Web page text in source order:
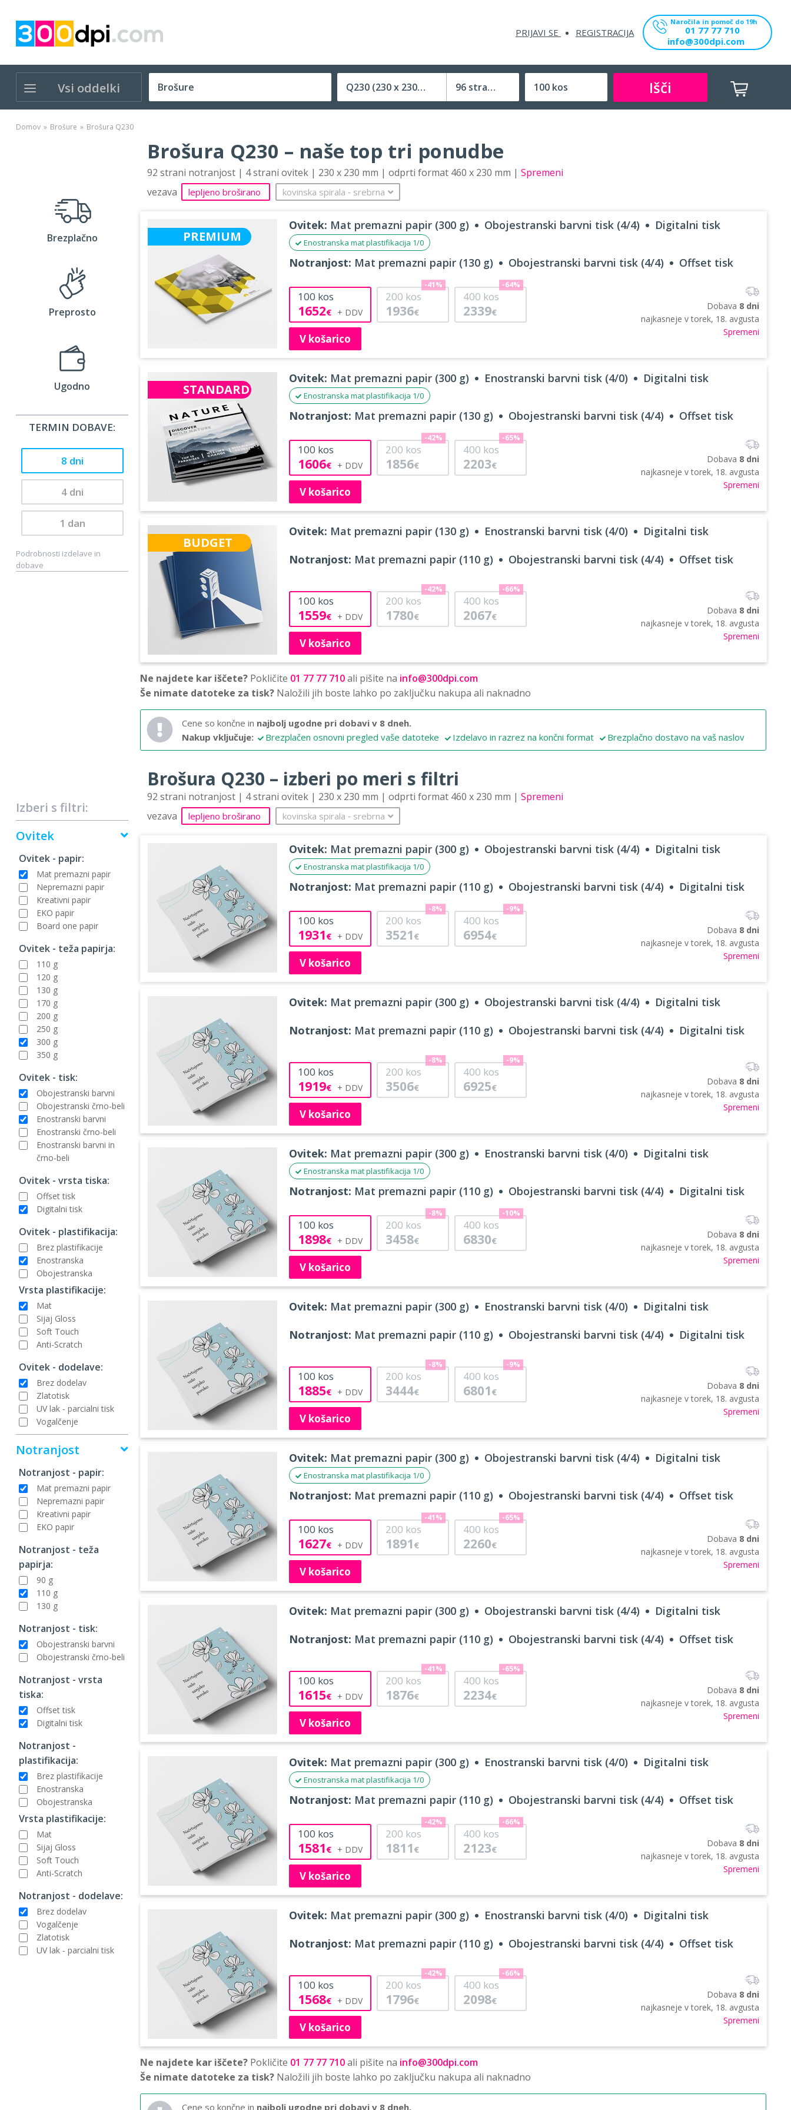
PRIJAVI SE REGISTRACIJA
Naročila in pomoč do 19h
01 77 77 710
info@300dpi.com
Vsi oddelki Q230 (230 x 230 mm)
Velikost (zaprte) tiskovine
96 strani Išči
Domov Brošure Brošura Q230
Brezplačno
Preprosto
Ugodno
TERMIN DOBAVE:
8 dni
4 dni
1 dan
Podrobnosti izdelave in
dobave
Izberi s filtri:
Ovitek
Ovitek - papir:
Mat premazni papir
Nepremazni papir
Kreativni papir
EKO papir
Board one papir
Ovitek - teža papirja:
110 g
120 g
130 g
170 g
200 g
250 g
300 g
350 g
Ovitek - tisk:
Obojestranski barvni
Obojestranski črno-beli
Enostranski barvni
Enostranski črno-beli
Enostranski barvni in
črno-beli
Ovitek - vrsta tiska:
Offset tisk
Digitalni tisk
Ovitek - plastifikacija:
Brez plastifikacije
Enostranska
Obojestranska
Vrsta plastifikacije:
Mat
Sijaj Gloss
Soft Touch
Anti-Scratch
Ovitek - dodelave:
Brez dodelav
Zlatotisk
UV lak - parcialni tisk
Vogalčenje
Notranjost
Notranjost - papir:
Mat premazni papir
Nepremazni papir
Kreativni papir
EKO papir
Notranjost - teža
papirja:
90 g
110 g
130 g
Notranjost - tisk:
Obojestranski barvni
Obojestranski črno-beli
Notranjost - vrsta
tiska:
Offset tisk
Digitalni tisk
Notranjost -
plastifikacija:
Brez plastifikacije
Enostranska
Obojestranska
Vrsta plastifikacije:
Mat
Sijaj Gloss
Soft Touch
Anti-Scratch
Notranjost - dodelave:
Brez dodelav
Vogalčenje
Zlatotisk
UV lak - parcialni tisk
Brošura Q230 – naše top tri ponudbe
92 strani notranjost | 4 strani ovitek | 230 x 230 mm | odprti format 460 x 230 mm | Spremeni
vezava
lepljeno broširano kovinska spirala ‐ srebrna
PREMIUM
Ovitek: Mat premazni papir (300 g) Obojestranski barvni tisk (4/4) Digitalni tisk
Enostranska mat plastifikacija 1/0
Notranjost: Mat premazni papir (130 g) Obojestranski barvni tisk (4/4) Offset tisk
100 kos
1652€
200 kos
1936€
-41%
400 kos
2339€
-64%
V košarico
Dobava 8 dni
najkasneje vtorek, 18. avgusta
Spremeni
STANDARD
Ovitek: Mat premazni papir (300 g) Enostranski barvni tisk (4/0) Digitalni tisk
Enostranska mat plastifikacija 1/0
Notranjost: Mat premazni papir (130 g) Obojestranski barvni tisk (4/4) Offset tisk
100 kos
1606€
200 kos
1856€
-42%
400 kos
2203€
-65%
V košarico
Dobava 8 dni
najkasneje vtorek, 18. avgusta
Spremeni
BUDGET
Ovitek: Mat premazni papir (130 g) Enostranski barvni tisk (4/0) Digitalni tisk
Notranjost: Mat premazni papir (110 g) Obojestranski barvni tisk (4/4) Offset tisk
100 kos
1559€
200 kos
1780€
-42%
400 kos
2067€
-66%
V košarico
Dobava 8 dni
najkasneje vtorek, 18. avgusta
Spremeni
Ne najdete kar iščete? Pokličite 01 77 77 710ali pišite na info@300dpi.com
Še nimate datoteke za tisk? Naložili jih boste lahko po zaključku nakupa ali naknadno
Cene so končne in najbolj ugodne pri dobavi v 8 dneh.
Nakup vključuje:
Brezplačen osnovni pregled vaše datoteke Izdelavo in razrez na končni format Brezplačno dostavo na vaš naslov
Brošura Q230 – izberi po meri s filtri
92 strani notranjost | 4 strani ovitek | 230 x 230 mm | odprti format 460 x 230 mm | Spremeni
vezava
lepljeno broširano kovinska spirala ‐ srebrna
Ovitek: Mat premazni papir (300 g) Obojestranski barvni tisk (4/4) Digitalni tisk
Enostranska mat plastifikacija 1/0
Notranjost: Mat premazni papir (110 g) Obojestranski barvni tisk (4/4) Digitalni tisk
100 kos
1931€
200 kos
3521 €
-8%
400 kos
6954€
-9%
V košarico
Dobava 8 dni
najkasneje vtorek, 18. avgusta
Spremeni
Ovitek: Mat premazni papir (300 g) Obojestranski barvni tisk (4/4) Digitalni tisk
Notranjost: Mat premazni papir (110 g) Obojestranski barvni tisk (4/4) Digitalni tisk
100 kos
1919€
200 kos
3506€
-8%
400 kos
6925€
-9%
V košarico
Dobava 8 dni
najkasneje vtorek, 18. avgusta
Spremeni
Ovitek: Mat premazni papir (300 g) Enostranski barvni tisk (4/0) Digitalni tisk
Enostranska mat plastifikacija 1/0
Notranjost: Mat premazni papir (110 g) Obojestranski barvni tisk (4/4) Digitalni tisk
100 kos
1898€
200 kos
3458€
-8%
400 kos
6830€
-10%
V košarico
Dobava 8 dni
najkasneje vtorek, 18. avgusta
Spremeni
Ovitek: Mat premazni papir (300 g) Enostranski barvni tisk (4/0) Digitalni tisk
Notranjost: Mat premazni papir (110 g) Obojestranski barvni tisk (4/4) Digitalni tisk
100 kos
1885€
200 kos
3444€
-8%
400 kos
6801 €
-9%
V košarico
Dobava 8 dni
najkasneje vtorek, 18. avgusta
Spremeni
Ovitek: Mat premazni papir (300 g) Obojestranski barvni tisk (4/4) Digitalni tisk
Enostranska mat plastifikacija 1/0
Notranjost: Mat premazni papir (110 g) Obojestranski barvni tisk (4/4) Offset tisk
100 kos
1627€
200 kos
1891 €
-41%
400 kos
2260€
-65%
V košarico
Dobava 8 dni
najkasneje vtorek, 18. avgusta
Spremeni
Ovitek: Mat premazni papir (300 g) Obojestranski barvni tisk (4/4) Digitalni tisk
Notranjost: Mat premazni papir (110 g) Obojestranski barvni tisk (4/4) Offset tisk
100 kos
1615€
200 kos
1876€
-41%
400 kos
2234€
-65%
V košarico
Dobava 8 dni
najkasneje vtorek, 18. avgusta
Spremeni
Ovitek: Mat premazni papir (300 g) Enostranski barvni tisk (4/0) Digitalni tisk
Enostranska mat plastifikacija 1/0
Notranjost: Mat premazni papir (110 g) Obojestranski barvni tisk (4/4) Offset tisk
100 kos
1581€
200 kos
1811 €
-42%
400 kos
2123€
-66%
V košarico
Dobava 8 dni
najkasneje vtorek, 18. avgusta
Spremeni
Ovitek: Mat premazni papir (300 g) Enostranski barvni tisk (4/0) Digitalni tisk
Notranjost: Mat premazni papir (110 g) Obojestranski barvni tisk (4/4) Offset tisk
100 kos
1568€
200 kos
1796€
-42%
400 kos
2098€
-66%
V košarico
Dobava 8 dni
najkasneje vtorek, 18. avgusta
Spremeni
Ne najdete kar iščete? Pokličite 01 77 77 710ali pišite na info@300dpi.com
Še nimate datoteke za tisk? Naložili jih boste lahko po zaključku nakupa ali naknadno
Cene so končne in najbolj ugodne pri dobavi v 8 dneh.